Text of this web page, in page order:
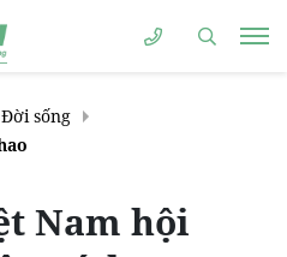
sống
Nam hội